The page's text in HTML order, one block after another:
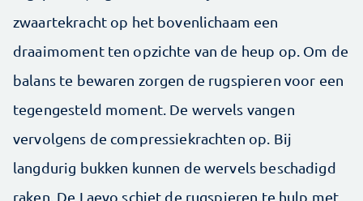
zwaartekracht op het bovenlichaam een
draaimoment ten opzichte van de heup op. Om de
balans te bewaren zorgen de rugspieren voor een
tegengesteld moment. De wervels vangen
vervolgens de compressiekrachten op. Bij
langdurig bukken kunnen de wervels beschadigd
raken. De Laevo schiet de rugspieren te hulp met